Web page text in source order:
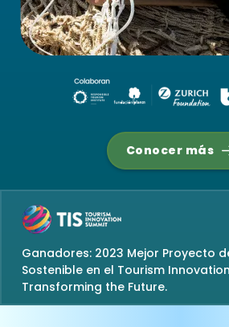
Conocer más
Ganadores: 2023 Mejor Proyecto
Sostenible en el Tourism
Transforming the Future.